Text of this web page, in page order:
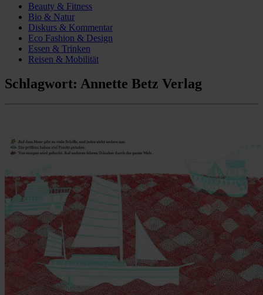
Beauty & Fitness
Bio & Natur
Diskurs & Kommentar
Eco Fashion & Design
Essen & Trinken
Reisen & Mobilität
Schlagwort: Annette Betz Verlag